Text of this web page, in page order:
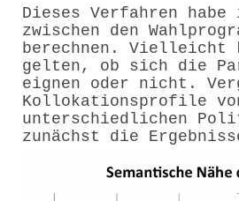
Dieses Verfahren
zwischen den
berechnen. Vielleicht
gelten, ob sich die
eignen oder nicht.
Kollokationsprofile
unterschiedlichen
zunächst die